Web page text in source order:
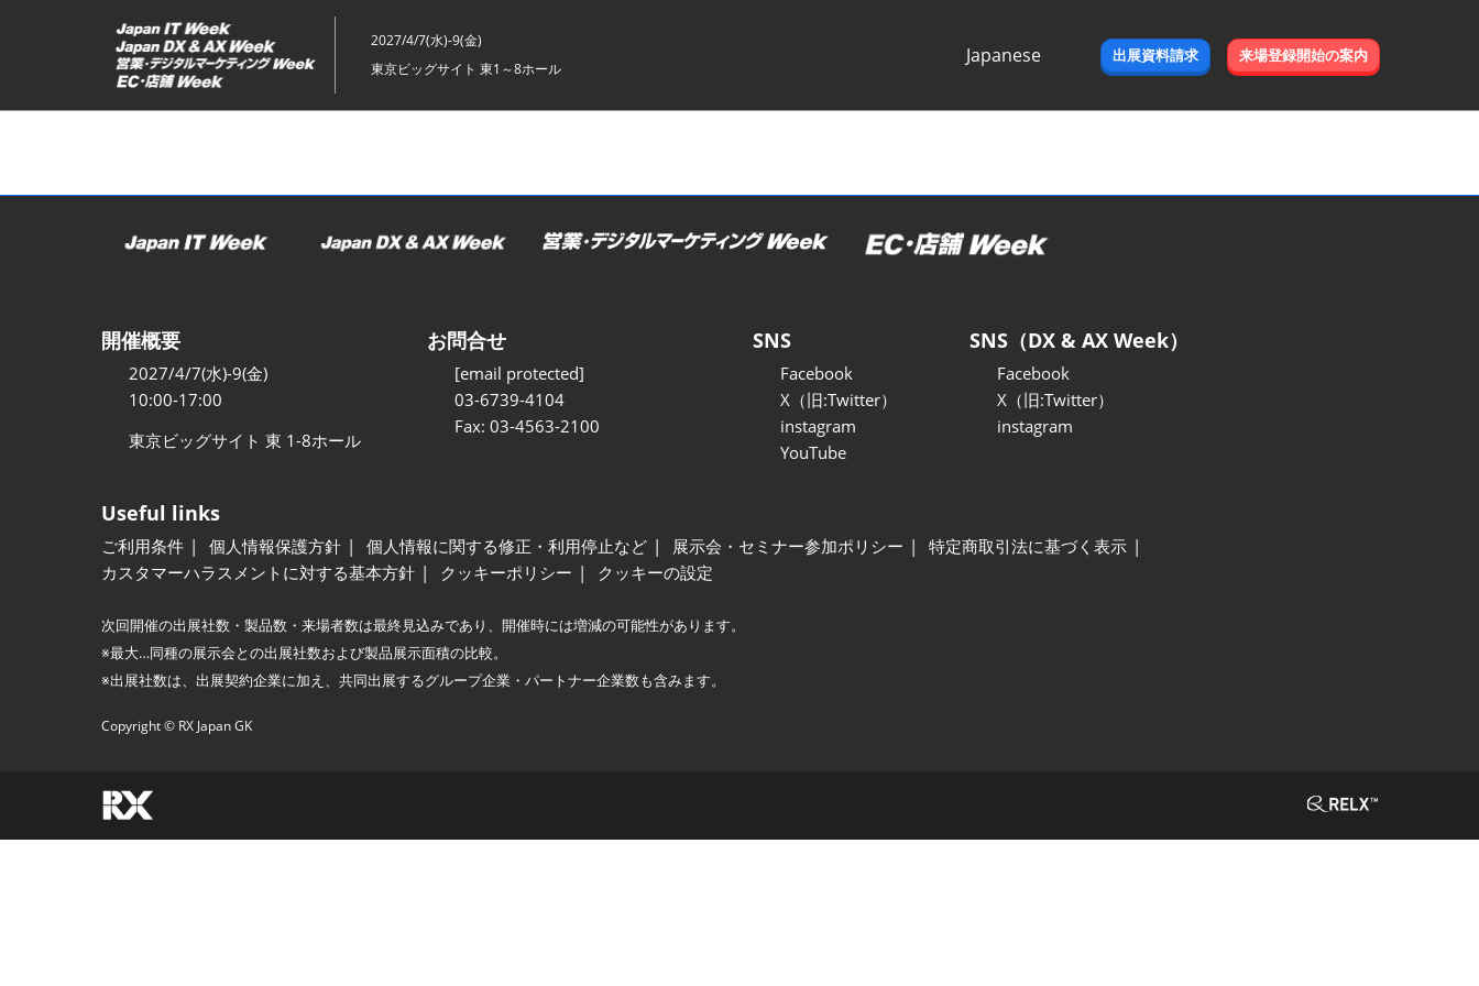
ッ
2027/4/7(水)-9(金)
東京ビッグサイト 東1～8ホール
Japanese
出展資料請求 来場登録開始の案内
開催概要
2027/4/7(水)-9(金)
10:00-17:00
東京ビッグサイト 東 1-8ホール
お問合せ
[email protected]
03-6739-4104
Fax: 03-4563-2100
SNS
Facebook
X（旧:Twitter）
instagram
YouTube
SNS（DX & AX Week）
Facebook
X（旧:Twitter）
instagram
Useful links
ご利用条件 個人情報保護方針 個人情報に関する修正・利用停止など 展示会・セミナー参加ポリシー
特定商取引法に基づく表示
カスタマーハラスメントに対する基本方針
クッキーポリシー クッキーの設定
次回開催の出展社数・製品数・来場者数は最終見込みであり、開催時には増減の可能性があります。
※最大…同種の展示会との出展社数および製品展示面積の比較。
※出展社数は、出展契約企業に加え、共同出展するグループ企業・パートナー企業数も含みます。
Copyright © RX Japan GK